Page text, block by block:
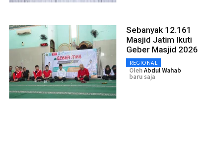
Sebanyak 12.161
Masjid Jatim Ikuti
Geber Masjid 2026
REGIONAL
OlehAbdul Wahab
baru saja